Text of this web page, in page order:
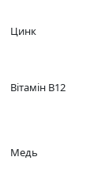
Цинк
Вітамін B12
Медь